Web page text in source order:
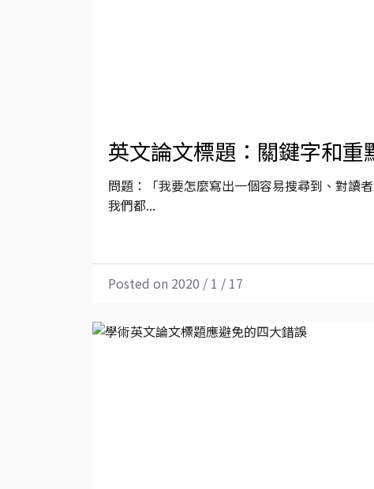
英文論文標題：關鍵字和重
問題：「我要怎麼寫出一個容易搜尋到、對讀
我們都...
Posted on 2020 / 1 / 17